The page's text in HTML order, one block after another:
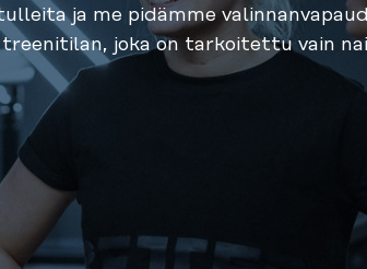
ja me pidämme
joka on tarkoitettu vain